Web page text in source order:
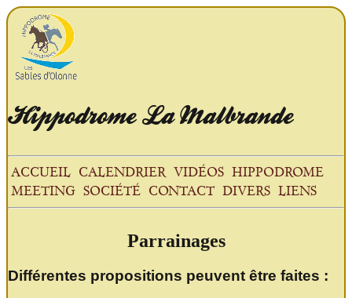
HippodromeLa Malbrande
ACCUEIL CALENDRIER VIDÉOS HIPPODROME
MEETING SOCIÉTÉ CONTACT DIVERS LIENS
Parrainages
Différentes propositions peuvent être faites :